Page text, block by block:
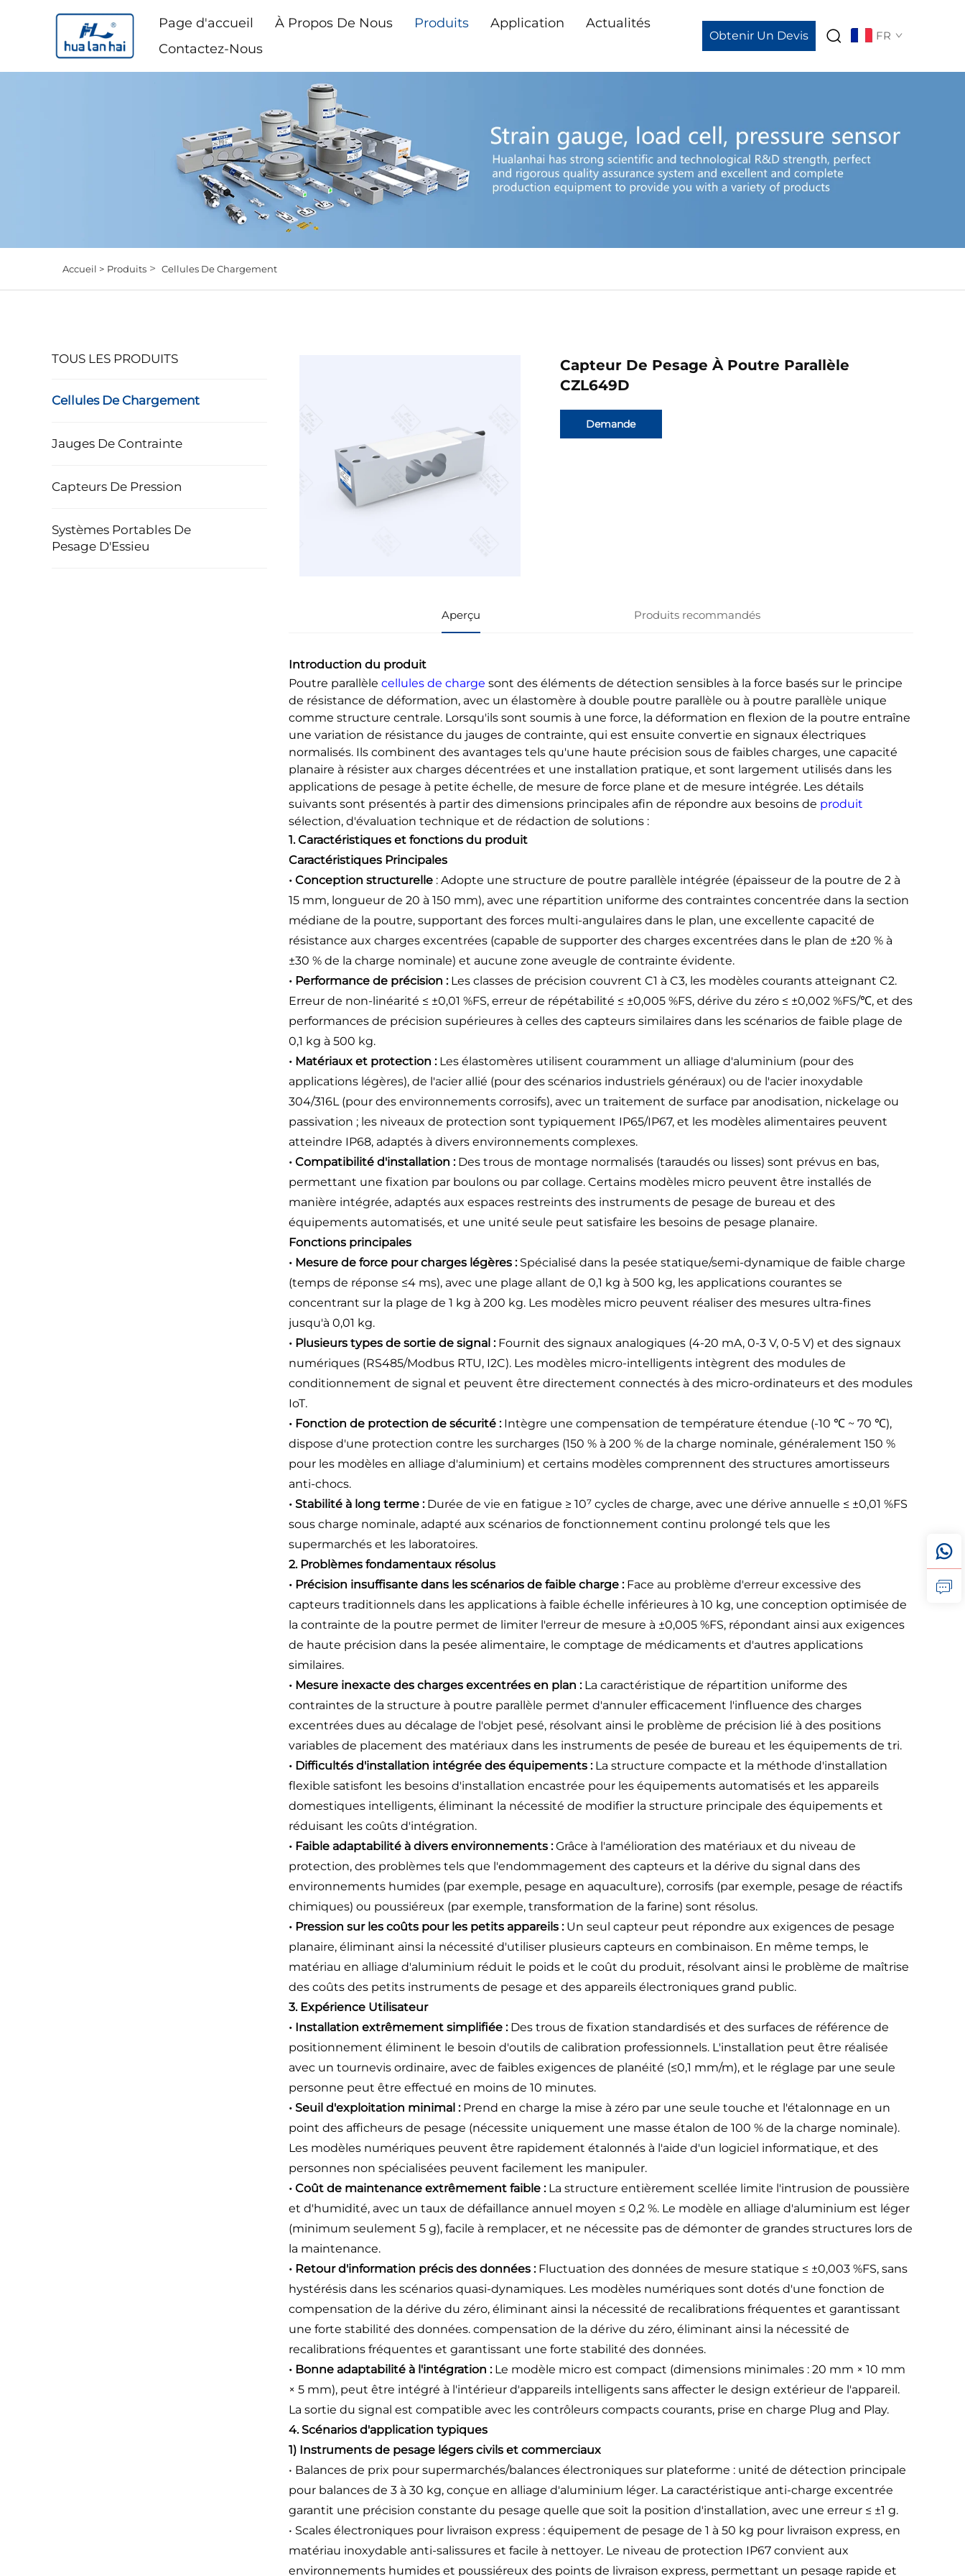
Page d'accueil À Propos De Nous Produits Application
Actualités
Contactez-Nous
Obtenir Un Devis FR
Accueil > Produits > Cellules De Chargement
TOUS LES PRODUITS
Cellules De Chargement
Jauges De Contrainte
Capteurs De Pression
Systèmes Portables De
Pesage D'Essieu
Capteur De Pesage À Poutre Parallèle
CZL649D
Demande
Aperçu Produits recommandés
Introduction du produit
Poutre parallèle cellules de charge sont des éléments de détection sensibles à la force basés sur le principe
de résistance de déformation, avec un élastomère à double poutre parallèle ou à poutre parallèle unique
comme structure centrale. Lorsqu'ils sont soumis à une force, la déformation en flexion de la poutre entraîne
une variation de résistance du jauges de contrainte, qui est ensuite convertie en signaux électriques
normalisés. Ils combinent des avantages tels qu'une haute précision sous de faibles charges, une capacité
planaire à résister aux charges décentrées et une installation pratique, et sont largement utilisés dans les
applications de pesage à petite échelle, de mesure de force plane et de mesure intégrée. Les détails
suivants sont présentés à partir des dimensions principales afin de répondre aux besoins de produit
sélection, d'évaluation technique et de rédaction de solutions :
1. Caractéristiques et fonctions du produit
Caractéristiques Principales
• Conception structurelle : Adopte une structure de poutre parallèle intégrée (épaisseur de la poutre de 2 à
15 mm, longueur de 20 à 150 mm), avec une répartition uniforme des contraintes concentrée dans la section
médiane de la poutre, supportant des forces multi-angulaires dans le plan, une excellente capacité de
résistance aux charges excentrées (capable de supporter des charges excentrées dans le plan de ±20 % à
±30 % de la charge nominale) et aucune zone aveugle de contrainte évidente.
• Performance de précision : Les classes de précision couvrent C1 à C3, les modèles courants atteignant C2.
Erreur de non-linéarité ≤ ±0,01 %FS, erreur de répétabilité ≤ ±0,005 %FS, dérive du zéro ≤ ±0,002 %FS/℃, et des
performances de précision supérieures à celles des capteurs similaires dans les scénarios de faible plage de
0,1 kg à 500 kg.
• Matériaux et protection : Les élastomères utilisent couramment un alliage d'aluminium (pour des
applications légères), de l'acier allié (pour des scénarios industriels généraux) ou de l'acier inoxydable
304/316L (pour des environnements corrosifs), avec un traitement de surface par anodisation, nickelage ou
passivation ; les niveaux de protection sont typiquement IP65/IP67, et les modèles alimentaires peuvent
atteindre IP68, adaptés à divers environnements complexes.
• Compatibilité d'installation : Des trous de montage normalisés (taraudés ou lisses) sont prévus en bas,
permettant une fixation par boulons ou par collage. Certains modèles micro peuvent être installés de
manière intégrée, adaptés aux espaces restreints des instruments de pesage de bureau et des
équipements automatisés, et une unité seule peut satisfaire les besoins de pesage planaire.
Fonctions principales
• Mesure de force pour charges légères : Spécialisé dans la pesée statique/semi-dynamique de faible charge
(temps de réponse ≤4 ms), avec une plage allant de 0,1 kg à 500 kg, les applications courantes se
concentrant sur la plage de 1 kg à 200 kg. Les modèles micro peuvent réaliser des mesures ultra-fines
jusqu'à 0,01 kg.
• Plusieurs types de sortie de signal : Fournit des signaux analogiques (4-20 mA, 0-3 V, 0-5 V) et des signaux
numériques (RS485/Modbus RTU, I2C). Les modèles micro-intelligents intègrent des modules de
conditionnement de signal et peuvent être directement connectés à des micro-ordinateurs et des modules
IoT.
• Fonction de protection de sécurité : Intègre une compensation de température étendue (-10 ℃ ~ 70 ℃),
dispose d'une protection contre les surcharges (150 % à 200 % de la charge nominale, généralement 150 %
pour les modèles en alliage d'aluminium) et certains modèles comprennent des structures amortisseurs
anti-chocs.
• Stabilité à long terme : Durée de vie en fatigue ≥ 10⁷ cycles de charge, avec une dérive annuelle ≤ ±0,01 %FS
sous charge nominale, adapté aux scénarios de fonctionnement continu prolongé tels que les
supermarchés et les laboratoires.
2. Problèmes fondamentaux résolus
• Précision insuffisante dans les scénarios de faible charge : Face au problème d'erreur excessive des
capteurs traditionnels dans les applications à faible échelle inférieures à 10 kg, une conception optimisée de
la contrainte de la poutre permet de limiter l'erreur de mesure à ±0,005 %FS, répondant ainsi aux exigences
de haute précision dans la pesée alimentaire, le comptage de médicaments et d'autres applications
similaires.
• Mesure inexacte des charges excentrées en plan : La caractéristique de répartition uniforme des
contraintes de la structure à poutre parallèle permet d'annuler efficacement l'influence des charges
excentrées dues au décalage de l'objet pesé, résolvant ainsi le problème de précision lié à des positions
variables de placement des matériaux dans les instruments de pesée de bureau et les équipements de tri.
• Difficultés d'installation intégrée des équipements : La structure compacte et la méthode d'installation
flexible satisfont les besoins d'installation encastrée pour les équipements automatisés et les appareils
domestiques intelligents, éliminant la nécessité de modifier la structure principale des équipements et
réduisant les coûts d'intégration.
• Faible adaptabilité à divers environnements :Grâce à l'amélioration des matériaux et du niveau de
protection, des problèmes tels que l'endommagement des capteurs et la dérive du signal dans des
environnements humides (par exemple, pesage en aquaculture), corrosifs (par exemple, pesage de réactifs
chimiques) ou poussiéreux (par exemple, transformation de la farine) sont résolus.
• Pression sur les coûts pour les petits appareils : Un seul capteur peut répondre aux exigences de pesage
planaire, éliminant ainsi la nécessité d'utiliser plusieurs capteurs en combinaison. En même temps, le
matériau en alliage d'aluminium réduit le poids et le coût du produit, résolvant ainsi le problème de maîtrise
des coûts des petits instruments de pesage et des appareils électroniques grand public.
3. Expérience Utilisateur
• Installation extrêmement simplifiée : Des trous de fixation standardisés et des surfaces de référence de
positionnement éliminent le besoin d'outils de calibration professionnels. L'installation peut être réalisée
avec un tournevis ordinaire, avec de faibles exigences de planéité (≤0,1 mm/m), et le réglage par une seule
personne peut être effectué en moins de 10 minutes.
• Seuil d'exploitation minimal : Prend en charge la mise à zéro par une seule touche et l'étalonnage en un
point des afficheurs de pesage (nécessite uniquement une masse étalon de 100 % de la charge nominale).
Les modèles numériques peuvent être rapidement étalonnés à l'aide d'un logiciel informatique, et des
personnes non spécialisées peuvent facilement les manipuler.
• Coût de maintenance extrêmement faible : La structure entièrement scellée limite l'intrusion de poussière
et d'humidité, avec un taux de défaillance annuel moyen ≤ 0,2 %. Le modèle en alliage d'aluminium est léger
(minimum seulement 5 g), facile à remplacer, et ne nécessite pas de démonter de grandes structures lors de
la maintenance.
• Retour d'information précis des données : Fluctuation des données de mesure statique ≤ ±0,003 %FS, sans
hystérésis dans les scénarios quasi-dynamiques. Les modèles numériques sont dotés d'une fonction de
compensation de la dérive du zéro, éliminant ainsi la nécessité de recalibrations fréquentes et garantissant
une forte stabilité des données. compensation de la dérive du zéro, éliminant ainsi la nécessité de
recalibrations fréquentes et garantissant une forte stabilité des données.
• Bonne adaptabilité à l'intégration : Le modèle micro est compact (dimensions minimales : 20 mm × 10 mm
× 5 mm), peut être intégré à l'intérieur d'appareils intelligents sans affecter le design extérieur de l'appareil.
La sortie du signal est compatible avec les contrôleurs compacts courants, prise en charge Plug and Play.
4. Scénarios d'application typiques
1) Instruments de pesage légers civils et commerciaux
• Balances de prix pour supermarchés/balances électroniques sur plateforme : unité de détection principale
pour balances de 3 à 30 kg, conçue en alliage d'aluminium léger. La caractéristique anti-charge excentrée
garantit une précision constante du pesage quelle que soit la position d'installation, avec une erreur ≤ ±1 g.
• Scales électroniques pour livraison express : équipement de pesage de 1 à 50 kg pour livraison express, en
matériau inoxydable anti-salissures et facile à nettoyer. Le niveau de protection IP67 convient aux
environnements humides et poussiéreux des points de livraison express, permettant un pesage rapide et